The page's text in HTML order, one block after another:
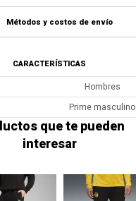
Métodos y costos de envío
CARACTERÍSTICAS
Hombres
Prime masculino
que te pueden
interesar